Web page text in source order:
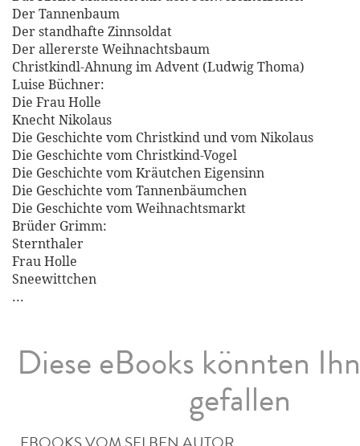
Der Tannenbaum
Der standhafte Zinnsoldat
Der allererste Weihnachtsbaum
Christkindl-Ahnung im Advent (Ludwig Thoma)
Luise Büchner:
Die Frau Holle
Knecht Nikolaus
Die Geschichte vom Christkind und vom Nikolaus
Die Geschichte vom Christkind-Vogel
Die Geschichte vom Kräutchen Eigensinn
Die Geschichte vom Tannenbäumchen
Die Geschichte vom Weihnachtsmarkt
Brüder Grimm:
Sternthaler
Frau Holle
Sneewittchen
...
Diese eBooks könnten
gefallen